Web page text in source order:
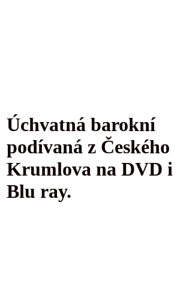
Úchvatná barokní
podívaná z Českého
Krumlova na DVD i
Blu ray.